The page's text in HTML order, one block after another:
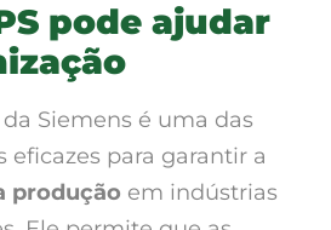
pode ajudar
da Siemens é uma das
eficazes para garantir a
produção em indústrias